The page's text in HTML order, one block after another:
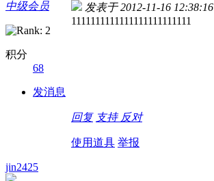
中级会员
积分
68
发消息
发表于 2012-11-16 12:38:16
1111111111111111111111111
回复 支持 反对
使用道具 举报
jin2425